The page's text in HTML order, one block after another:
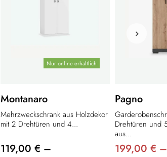
Nur online erhältlich
Montanaro
Mehrzweckschrank aus Holzdekor
mit 2 Drehtüren und 4...
119,00 € –
Pagno
Drehtüren und
aus...
199,00 € –